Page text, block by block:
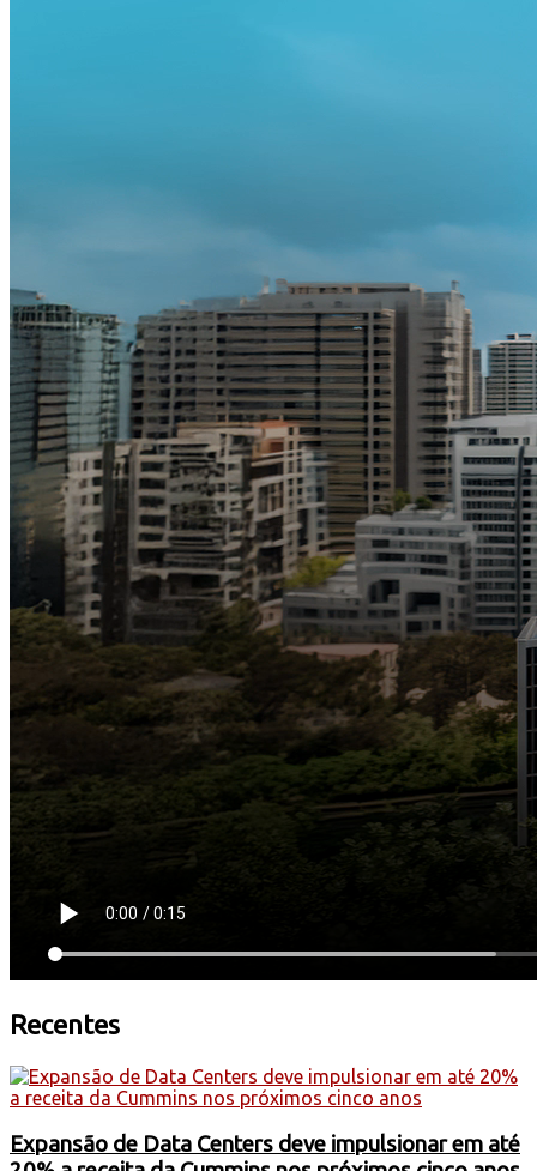
Recentes
Expansão de Data Centers deve impulsionar em até